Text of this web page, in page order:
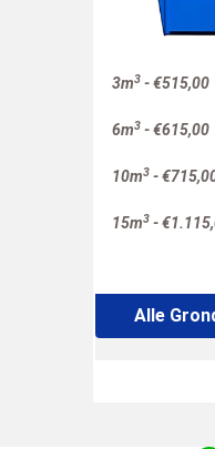
3m3 -€515,00
6m3 -€615,00
10m3 -€
15m3 -€
Alle